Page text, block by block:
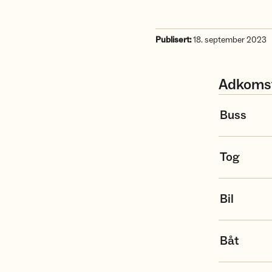
Publisert:18. september 2023
Buss
Tog
Bil
Båt